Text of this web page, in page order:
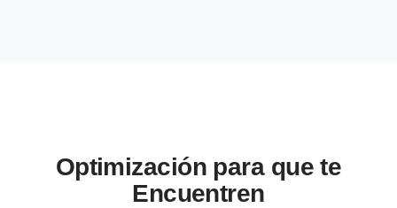
Optimización para que te
Encuentren